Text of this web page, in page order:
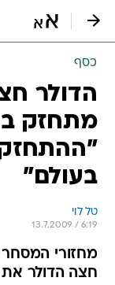
כסף
בעולם"
טל לוי
13.7.2009 / 6:19
מחזורי
חצה הדולר את קו ה-4 שקלים